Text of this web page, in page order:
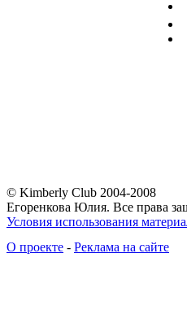
© Kimberly Club 2004-2008
Егоренкова Юлия. Все права
Условия использования
О проекте - Реклама на сайте